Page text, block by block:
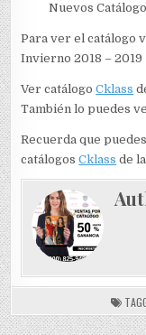
Nuevos
Para ver el catálogo
Invierno 2018 –
Ver catálogoCklass
También lo puedes
Recuerda que
catálogosCklass de